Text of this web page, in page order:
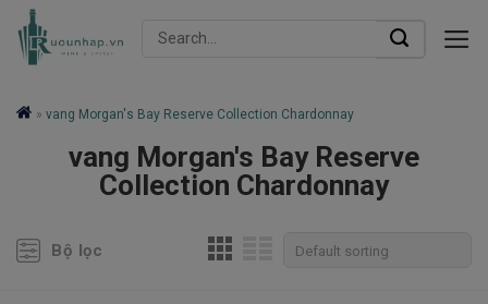
Skip
Search
» vang Morgan's Bay Reserve Collection Chardonnay
vang Morgan's Bay Reserve
Collection Chardonnay
Bộ lọc